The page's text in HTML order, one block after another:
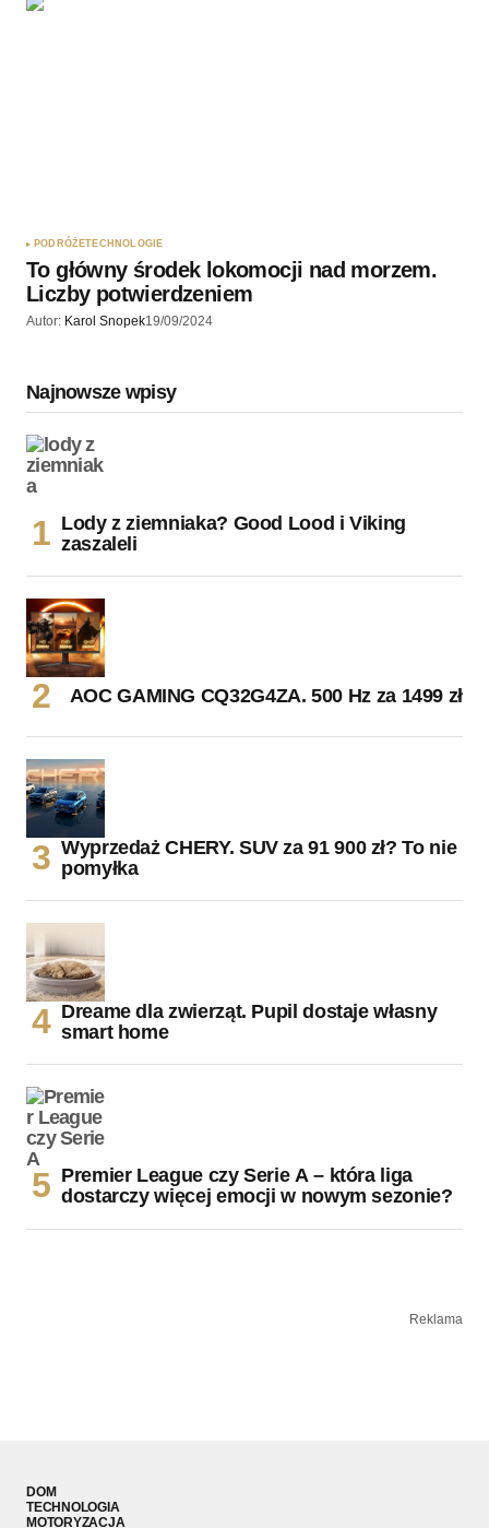
PODRÓŻETECHNOLOGIE
To główny środek lokomocji nad morzem.
Liczby potwierdzeniem
Autor: Karol Snopek19/09/2024
Najnowsze wpisy
Lody z ziemniaka? Good Lood i Viking
zaszaleli
AOC GAMING CQ32G4ZA. 500 Hz za 1499 zł
Wyprzedaż CHERY. SUV za 91 900 zł? To nie
pomyłka
Dreame dla zwierząt. Pupil dostaje własny
smart home
Premier League czy Serie A – która liga
dostarczy więcej emocji w nowym sezonie?
Reklama
DOM
TECHNOLOGIA
MOTORYZACJA